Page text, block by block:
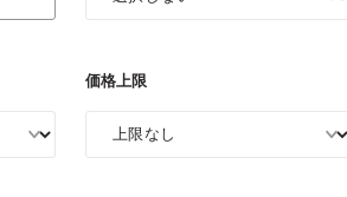
価格上限